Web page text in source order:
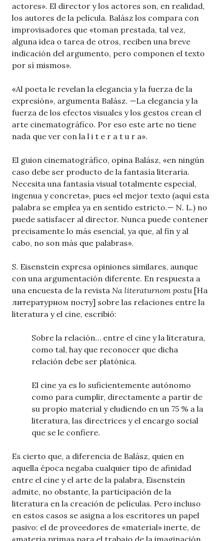
actores». El director y los actores son, en realidad,
los autores de la película. Balász los compara con
improvisadores que «toman prestada, tal vez,
alguna idea o tarea de otros, reciben una breve
indicación del argumento, pero componen el texto
por sí mismos».
«Al poeta le revelan la elegancia y la fuerza de la
expresión», argumenta Balász. —La elegancia y la
fuerza de los efectos visuales y los gestos crean el
arte cinematográfico. Por eso este arte no tiene
nada que ver con la l i t e r a t u r a».
El guion cinematográfico, opina Balász, «en ningún
caso debe ser producto de la fantasía literaria.
Necesita una fantasía visual totalmente especial,
ingenua y concreta», pues «el mejor texto (aquí esta
palabra se emplea ya en sentido estricto.— N. L.) no
puede satisfacer al director. Nunca puede contener
precisamente lo más esencial, ya que, al fin y al
cabo, no son más que palabras».
S. Eisenstein expresa opiniones similares, aunque
con una argumentación diferente. En respuesta a
una encuesta de la revista Na literaturnom postu[На
литературном посту] sobre las relaciones entre la
literatura y el cine, escribió:
Sobre la relación… entre el cine y la literatura,
como tal, hay que reconocer que dicha
relación debe ser platónica.
El cine ya es lo suficientemente autónomo
como para cumplir, directamente a partir de
su propio material y eludiendo en un 75 % a la
literatura, las directrices y el encargo social
que se le confiere.
Es cierto que, a diferencia de Balász, quien en
aquella época negaba cualquier tipo de afinidad
entre el cine y el arte de la palabra, Eisenstein
admite, no obstante, la participación de la
literatura en la creación de películas. Pero incluso
en estos casos se asigna a los escritores un papel
pasivo: el de proveedores de «material» inerte, de